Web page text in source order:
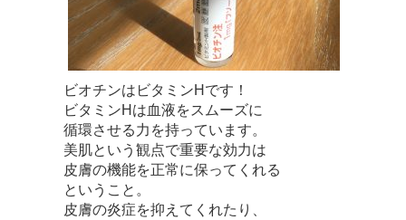
ビオチンはビタミンHです！
ビタミンHは血液をスムーズに
循環させる力を持っています。
美肌という観点で重要な効力は
皮膚の機能を正常に保ってくれる
ということ。
皮膚の炎症を抑えてくれたり、